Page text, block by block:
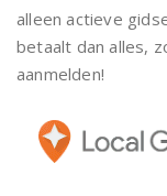
alleen actieve
betaalt dan alles,
aanmelden!